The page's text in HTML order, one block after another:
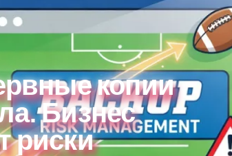
копии
Бизнес
риски